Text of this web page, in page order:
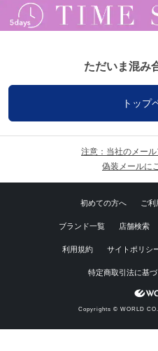
ただいま混み
トップ
注意：当社のメー
偽装メールに
初めての方へ ご
ブランド一覧 店舗検索
利用規約 サイトポリシ
特定商取引法に基
Copyrights © WORLD